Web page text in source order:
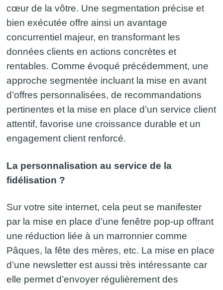
cœur de la vôtre. Une segmentation précise et
bien exécutée offre ainsi un avantage
concurrentiel majeur, en transformant les
données clients en actions concrètes et
rentables. Comme évoqué précédemment, une
approche segmentée incluant la mise en avant
d’offres personnalisées, de recommandations
pertinentes et la mise en place d’un service client
attentif, favorise une croissance durable et un
engagement client renforcé.
La personnalisation au service de la
fidélisation ?
Sur votre site internet, cela peut se manifester
par la mise en place d’une fenêtre pop-up offrant
une réduction liée à un marronnier comme
Pâques, la fête des mères, etc. La mise en place
d’une newsletter est aussi très intéressante car
elle permet d’envoyer régulièrement des